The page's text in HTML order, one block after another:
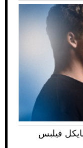
فيلبس